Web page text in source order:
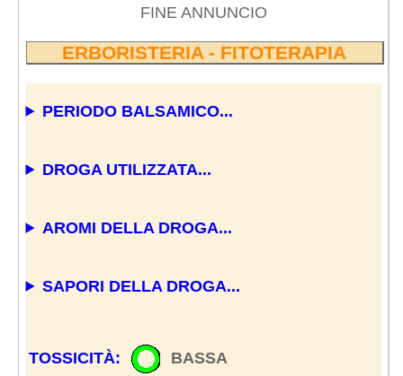
FINE ANNUNCIO
ERBORISTERIA - FITOTERAPIA
PERIODO BALSAMICO...
DROGA UTILIZZATA...
AROMI DELLA DROGA...
SAPORI DELLA DROGA...
TOSSICITÀ: BASSA